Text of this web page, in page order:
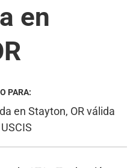
en
PARA: